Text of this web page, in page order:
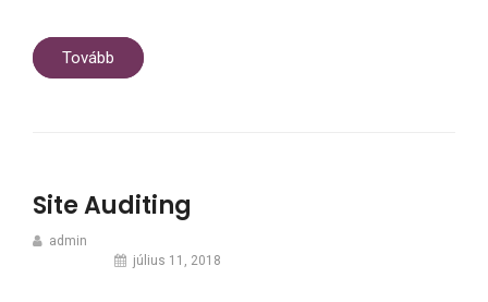
Tovább
Site Auditing
admin
július 11, 2018